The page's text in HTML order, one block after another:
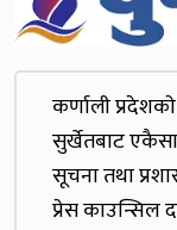
कर्णाली
सुर्खेतबाट
सूचना तथा
प्रेस काउन्सिल